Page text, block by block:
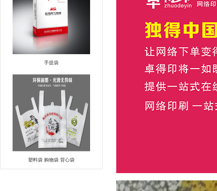
手提袋
塑料袋 购物袋 背心袋